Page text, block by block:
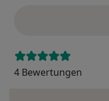
4 Bewertungen